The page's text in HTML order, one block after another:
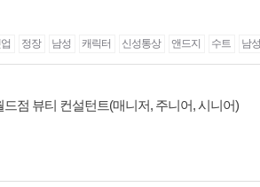
정장 남성 캐릭터 신성통상 앤드지 수트 남
드점 뷰티 컨설턴트(매니저, 주니어, 시니어)